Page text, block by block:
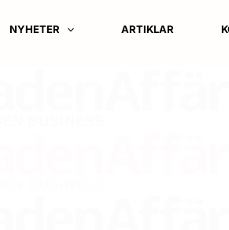
NYHETER ARTIKLAR